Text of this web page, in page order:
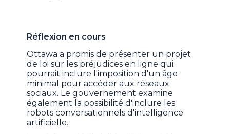
Réflexion en cours
Ottawa a promis de présenter un projet
de loi sur les préjudices en ligne qui
pourrait inclure l'imposition d'un âge
minimal pour accéder aux réseaux
sociaux. Le gouvernement examine
également la possibilité d'inclure les
robots conversationnels d'intelligence
artificielle.